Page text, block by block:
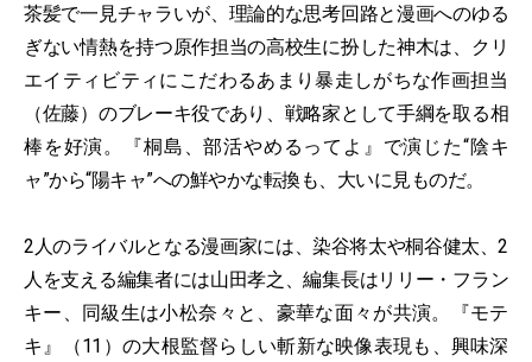
茶髪で一見チャラいが、理論的な思考回路と漫画へのゆる
ぎない情熱を持つ原作担当の高校生に扮した神木は、クリ
エイティビティにこだわるあまり暴走しがちな作画担当
（佐藤）のブレーキ役であり、戦略家として手綱を取る相
棒を好演。『桐島、部活やめるってよ』で演じた“陰キ
ャ”から“陽キャ”への鮮やかな転換も、大いに見ものだ。
2人のライバルとなる漫画家には、染谷将太や桐谷健太、2
人を支える編集者には山田孝之、編集長はリリー・フラン
キー、同級生は小松奈々と、豪華な面々が共演。『モテ
キ』（11）の大根監督らしい斬新な映像表現も、興味深